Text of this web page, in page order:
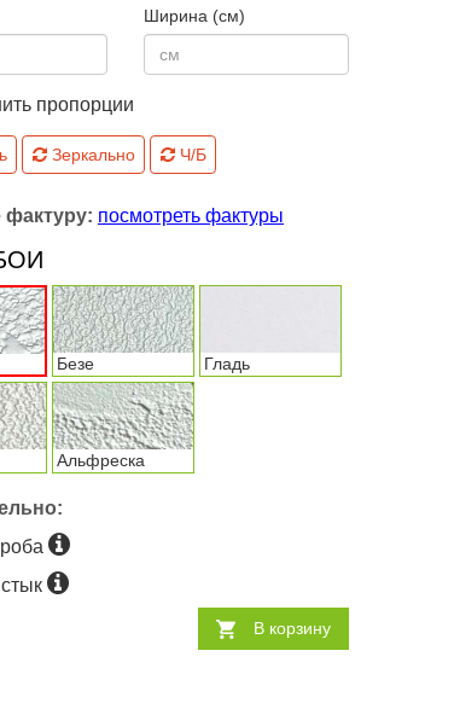
Ширина (см)
пропорции
Зеркально Ч/Б
посмотреть фактуры
Безе Гладь
Альфреска
В корзину